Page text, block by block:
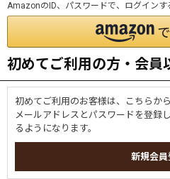
AmazonのID、パスワードで、ログインす
初めてご利用の方・会員
初めてご利用のお客様は、こちらか
メールアドレスとパスワードを登録
るようになります。